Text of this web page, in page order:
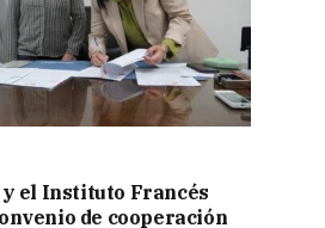
el Instituto Francés
de cooperación